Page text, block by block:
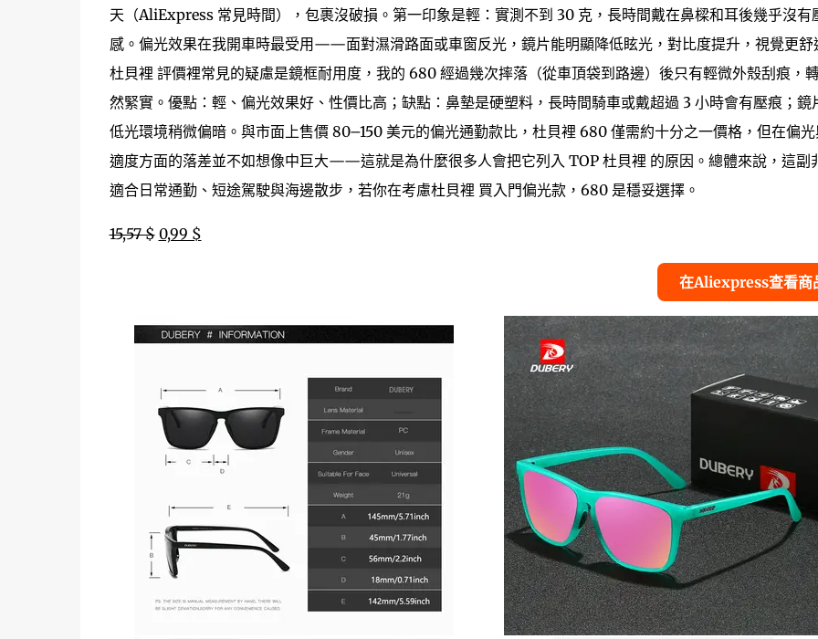
天（AliExpress 常見時間），包裹沒破損。第一印象是輕：實測不到 30 克，長時間戴在鼻樑和耳後幾乎沒有
感。偏光效果在我開車時最受用——面對濕滑路面或車窗反光，鏡片能明顯降低眩光，對比度提升，視覺更舒
杜貝裡 評價裡常見的疑慮是鏡框耐用度，我的 680 經過幾次摔落（從車頂袋到路邊）後只有輕微外殼刮痕，
然緊實。優點：輕、偏光效果好、性價比高；缺點：鼻墊是硬塑料，長時間騎車或戴超過 3 小時會有壓痕；鏡
低光環境稍微偏暗。與市面上售價 80–150 美元的偏光通勤款比，杜貝裡 680 僅需約十分之一價格，但在偏
適度方面的落差並不如想像中巨大——這就是為什麼很多人會把它列入 TOP 杜貝裡 的原因。總體來說，這副
適合日常通勤、短途駕駛與海邊散步，若你在考慮杜貝裡 買入門偏光款，680 是穩妥選擇。
15,57 $ 0,99 $
在Aliexpress查看商